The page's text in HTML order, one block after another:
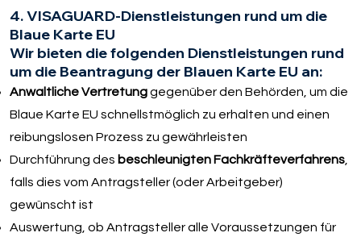
4. VISAGUARD-Dienstleistungen rund um die
Blaue Karte EU
Wir bieten die folgenden Dienstleistungen rund
um die Beantragung der Blauen Karte EU an:
Anwaltliche Vertretunggegenüber den Behörden, um die
Blaue Karte EU schnellstmöglich zu erhalten und einen
reibungslosen Prozess zu gewährleisten
Durchführung des beschleunigten Fachkräfteverfahrens,
falls dies vom Antragsteller (oder Arbeitgeber)
gewünscht ist
Auswertung, ob Antragsteller alle Voraussetzungen für